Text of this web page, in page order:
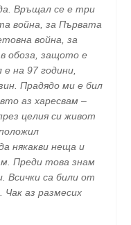
Връщал се е три
война, за Първата
война, за
обоза, защото е
на 97 години,
Прадядо ми е бил
аз харесвам –
целия си живот
някакви неща и
Преди това знам
Всички са били от
аз размесих